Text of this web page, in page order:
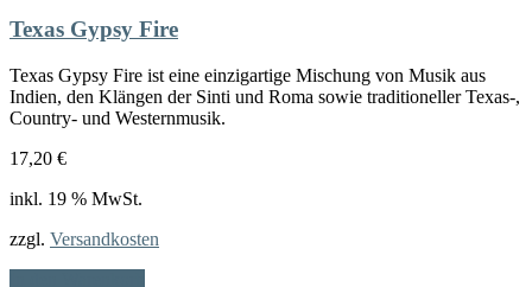
Texas Gypsy Fire
Texas Gypsy Fire ist eine einzigartige Mischung von Musik aus
Indien, den Klängen der Sinti und Roma sowie traditioneller Texas-,
Country- und Westernmusik.
17,20 €
inkl. 19 % MwSt.
zzgl. Versandkosten